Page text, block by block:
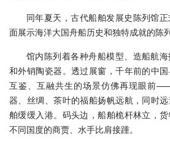
同年夏天，古代船舶发展史陈列馆
面展示海洋大国舟船历史和独特成就的陈列
馆内陈列着各种舟船模型、造船航
和外销陶瓷器。透过展窗，千年前的中
互鉴、互融共生的场景仿佛再现眼前
器、丝绸、茶叶的福船扬帆远航，同时
舶缓缓入港。码头边，船舶桅杆林立，货
不同国度的商贾、水手比肩接踵。